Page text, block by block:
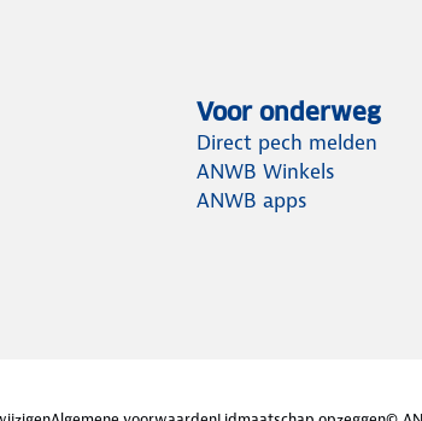
Voor onderweg
Direct pech melden
ANWB Winkels
ANWB apps